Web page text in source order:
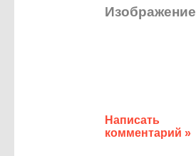
Написать
комментарий »